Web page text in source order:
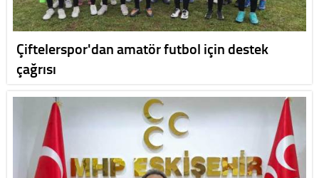
Çiftelerspor'dan amatör futbol için destek
çağrısı